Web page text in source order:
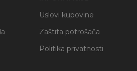
Uslovi kupovine
Zaštita potrošača
Politika privatnosti